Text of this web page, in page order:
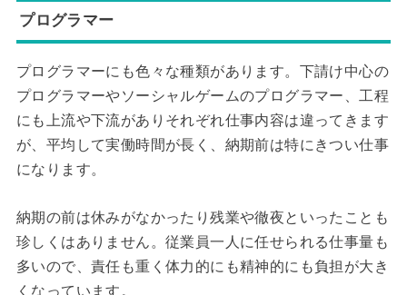
プログラマー
プログラマーにも色々な種類があります。下請け中心の
プログラマーやソーシャルゲームのプログラマー、工程
にも上流や下流がありそれぞれ仕事内容は違ってきます
が、平均して実働時間が長く、納期前は特にきつい仕事
になります。
納期の前は休みがなかったり残業や徹夜といったことも
珍しくはありません。従業員一人に任せられる仕事量も
多いので、責任も重く体力的にも精神的にも負担が大き
くなっています。